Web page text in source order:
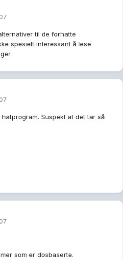
til de forhatte
spesielt interessant å lese
Suspekt at det tar så
som er dosbaserte.